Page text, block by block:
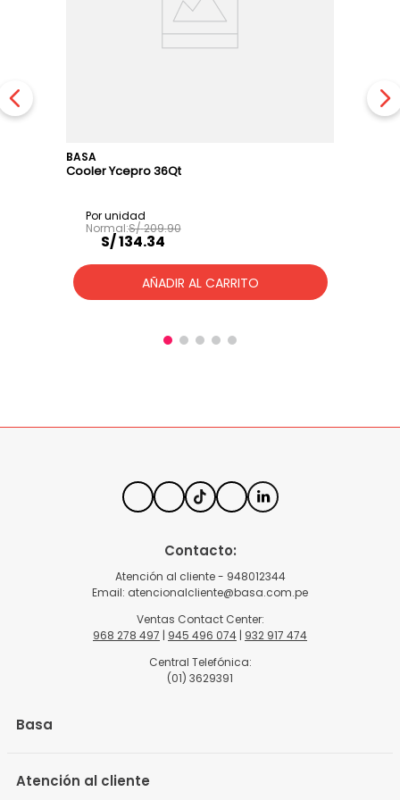
BASA
Cooler Ycepro 36Qt
S/209.90
S/134.34
Contacto:
Atención al cliente - 948012344
Email: atencionalcliente@basa.com.pe
Ventas Contact Center:
968 278 497 | 945 496 074 | 932 917 474
Central Telefónica:
(01) 3629391
Basa
Atención al cliente